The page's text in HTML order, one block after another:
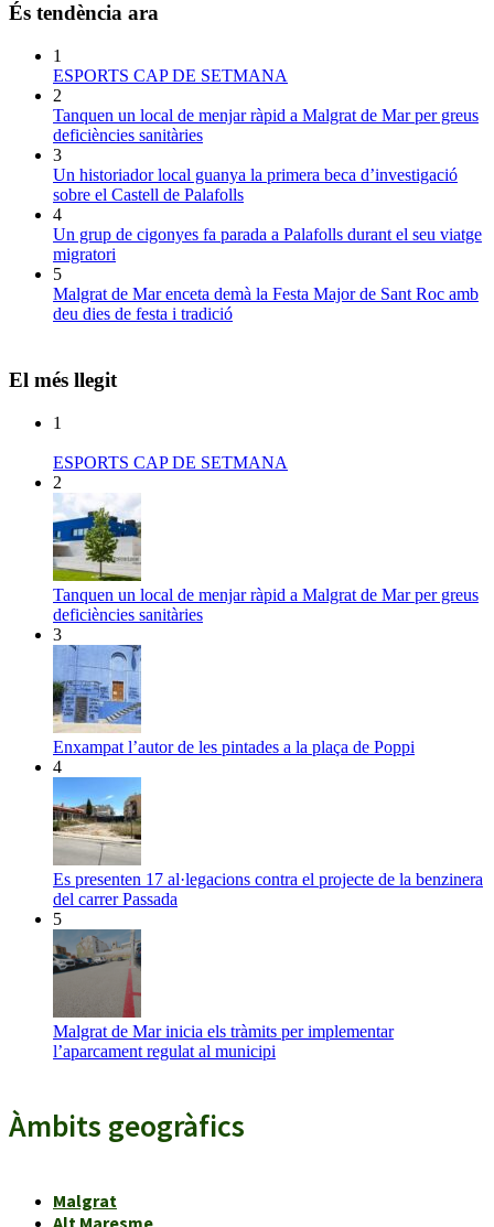
És tendència ara
1
ESPORTS CAP DE SETMANA
2
Tanquen un local de menjar ràpid a Malgrat de Mar per greus
deficiències sanitàries
3
Un historiador local guanya la primera beca d’investigació
sobre el Castell de Palafolls
4
Un grup de cigonyes fa parada a Palafolls durant el seu viatge
migratori
5
Malgrat de Mar enceta demà la Festa Major de Sant Roc amb
deu dies de festa i tradició
El més llegit
1
ESPORTS CAP DE SETMANA
2
Tanquen un local de menjar ràpid a Malgrat de Mar per greus
deficiències sanitàries
3
Enxampat l’autor de les pintades a la plaça de Poppi
4
Es presenten 17 al·legacions contra el projecte de la benzinera
del carrer Passada
5
Malgrat de Mar inicia els tràmits per implementar
l’aparcament regulat al municipi
Àmbits geogràfics
Malgrat
Alt Maresme